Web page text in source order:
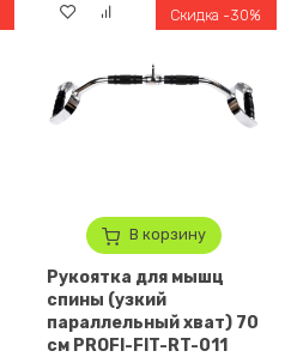
В корзину
Скидка -30%
Рукоятка для мышц
спины (узкий
параллельный хват) 70
см PROFI-FIT-RT-011